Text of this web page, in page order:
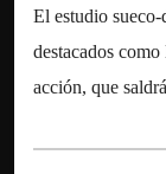
El estudio sueco-
destacados
acción, que